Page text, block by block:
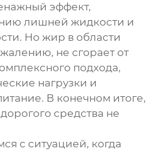
эффект,
лишней жидкости и
Но жир в области
не сгорает от
подхода,
нагрузки и
В конечном итоге,
средства не
с ситуацией, когда